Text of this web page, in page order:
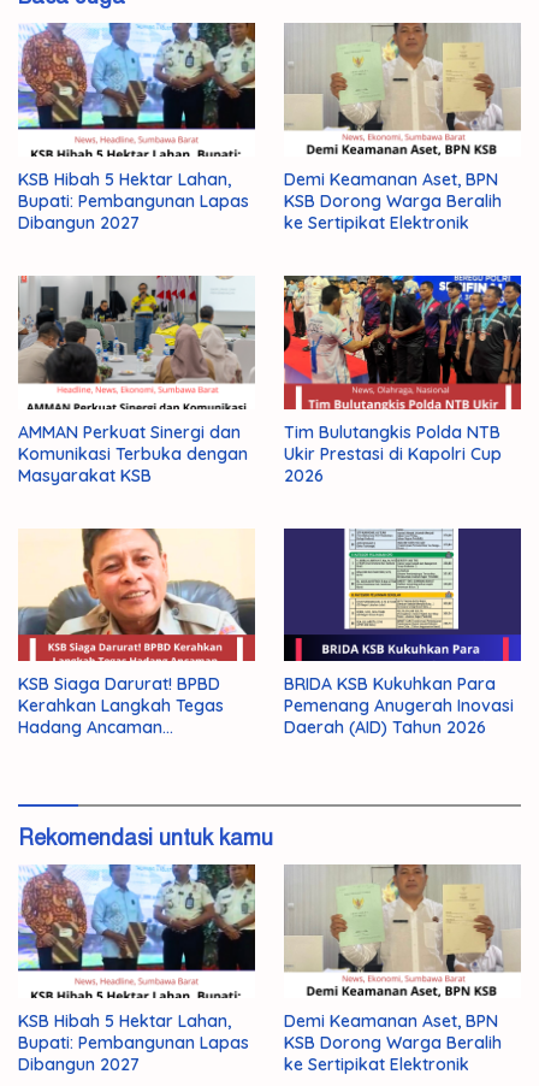
Momentum
KSB Hibah 5 Hektar Lahan,
Bupati: Pembangunan Lapas
Dibangun 2027
Demi Keamanan Aset, BPN
KSB Dorong Warga Beralih
ke Sertipikat Elektronik
AMMAN Perkuat Sinergi dan
Komunikasi Terbuka dengan
Masyarakat KSB
Tim Bulutangkis Polda NTB
Ukir Prestasi di Kapolri Cup
2026
KSB Siaga Darurat! BPBD
Kerahkan Langkah Tegas
Hadang Ancaman
BRIDA KSB Kukuhkan Para
Pemenang Anugerah Inovasi
Daerah (AID) Tahun 2026
Rekomendasi untuk kamu
KSB Hibah 5 Hektar Lahan,
Bupati: Pembangunan Lapas
Dibangun 2027
Demi Keamanan Aset, BPN
KSB Dorong Warga Beralih
ke Sertipikat Elektronik